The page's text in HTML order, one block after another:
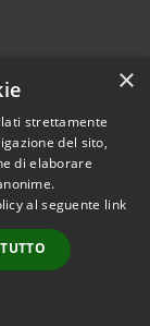
2026 • Comune di
•
Accesso
×
strettamente
del sito,
di elaborare
al seguente link